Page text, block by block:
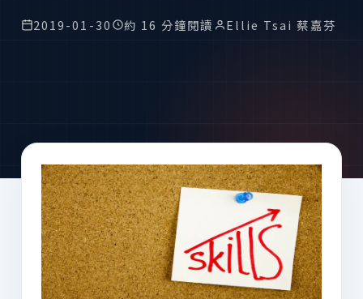
2019-01-30 約 16 分鐘閱讀 Ellie Tsai 蔡嘉芬